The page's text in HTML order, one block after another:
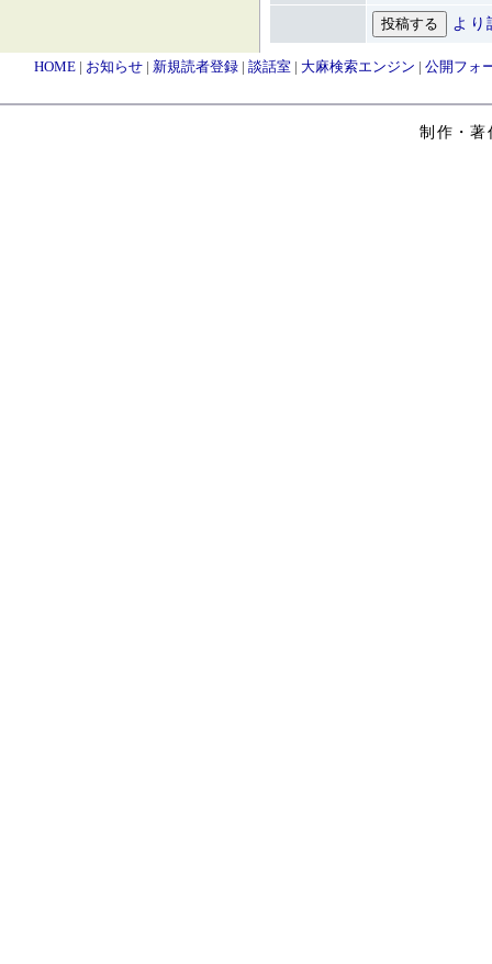
より
HOME | お知らせ | 新規読者登録 | 談話室 | 大麻検索エンジン | 公開フォ
制作・